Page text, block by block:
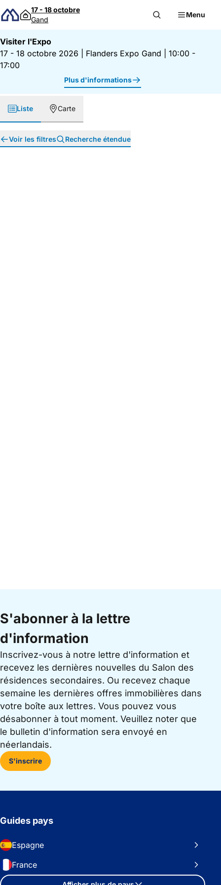
Passer au contenu
17 - 18 octobre
Gand
Menu
Visiter l'Expo
17 - 18 octobre 2026
Flanders Expo Gand
10:00 -
17:00
Plus d'informations
Liste Carte
Voir les filtres Recherche étendue
S'abonner à la lettre
d'information
Inscrivez-vous à notre lettre d'information et
recevez les dernières nouvelles du Salon des
résidences secondaires. Ou recevez chaque
semaine les dernières offres immobilières dans
votre boîte aux lettres. Vous pouvez vous
désabonner à tout moment. Veuillez noter que
le bulletin d'information sera envoyé en
néerlandais.
S'inscrire
Guides pays
Espagne
France